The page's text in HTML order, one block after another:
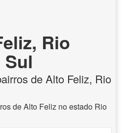
Rio
de Alto Feliz, Rio
de Alto Feliz no estado Rio